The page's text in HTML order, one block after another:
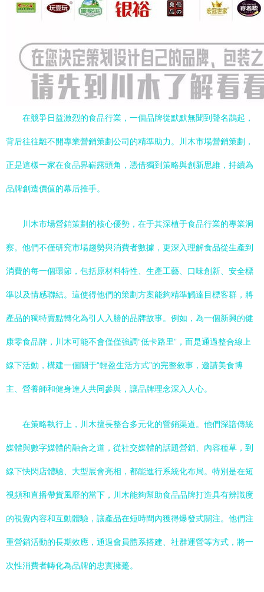
在競爭日益激烈的食品行業，一個品牌從默默無聞到聲名鵲起，
背后往往離不開專業營銷策劃公司的精準助力。川木市場營銷策劃，
正是這樣一家在食品界嶄露頭角，憑借獨到策略與創新思維，持續為
品牌創造價值的幕后推手。
川木市場營銷策劃的核心優勢，在于其深植于食品行業的專業洞
察。他們不僅研究市場趨勢與消費者數據，更深入理解食品從生產到
消費的每一個環節，包括原材料特性、生產工藝、口味創新、安全標
準以及情感聯結。這使得他們的策劃方案能夠精準觸達目標客群，將
產品的獨特賣點轉化為引人入勝的品牌故事。例如，為一個新興的健
康零食品牌，川木可能不會僅僅強調“低卡路里”，而是通過整合線上
線下活動，構建一個關于“輕盈生活方式”的完整敘事，邀請美食博
主、營養師和健身達人共同參與，讓品牌理念深入人心。
在策略執行上，川木擅長整合多元化的營銷渠道。他們深諳傳統
媒體與數字媒體的融合之道，從社交媒體的話題營銷、內容種草，到
線下快閃店體驗、大型展會亮相，都能進行系統化布局。特別是在短
視頻和直播帶貨風靡的當下，川木能夠幫助食品品牌打造具有辨識度
的視覺內容和互動體驗，讓產品在短時間內獲得爆發式關注。他們注
重營銷活動的長期效應，通過會員體系搭建、社群運營等方式，將一
次性消費者轉化為品牌的忠實擁躉。